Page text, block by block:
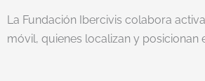
La Fundación Ibercivis colabora
móvil, quienes localizan y